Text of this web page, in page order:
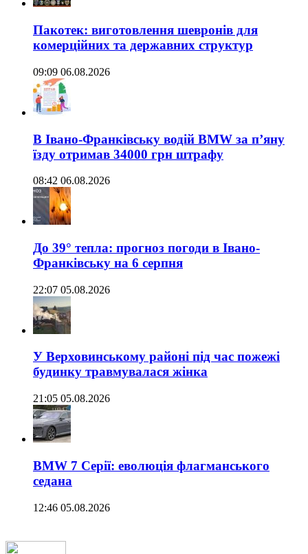
Пакотек: виготовлення шевронів для
комерційних та державних структур
09:09 06.08.2026
В Івано-Франківську водій BMW за п’яну
їзду отримав 34000 грн штрафу
08:42 06.08.2026
До 39° тепла: прогноз погоди в Івано-
Франківську на 6 серпня
22:07 05.08.2026
У Верховинському районі під час пожежі
будинку травмувалася жінка
21:05 05.08.2026
BMW 7 Серії: еволюція флагманського
седана
12:46 05.08.2026